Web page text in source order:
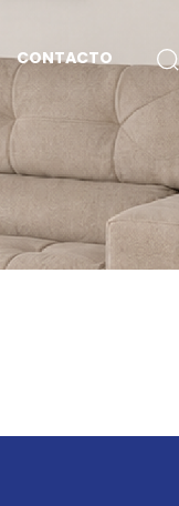
CONTACTO